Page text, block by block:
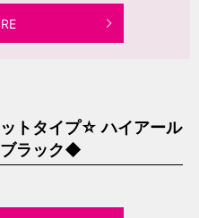
トタイプ☆ ハイアール
ラック◆